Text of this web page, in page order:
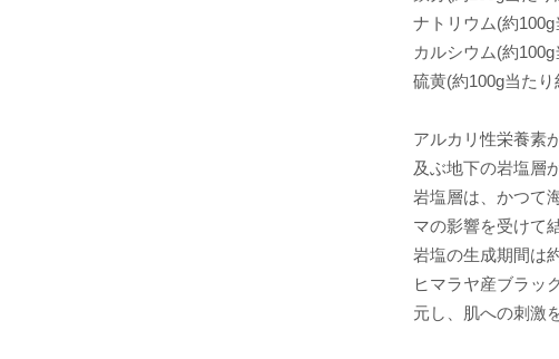
ナトリウム(約
カルシウム(約
硫黄(約100g当たり
アルカリ性栄養素
及ぶ地下の岩塩層
岩塩層は、かつて
マの影響を受けて
岩塩の生成期間は
ヒマラヤ産ブラッ
元し、肌への刺激